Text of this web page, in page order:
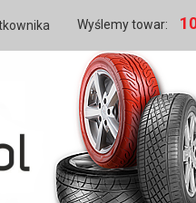
Wyślemy towar: